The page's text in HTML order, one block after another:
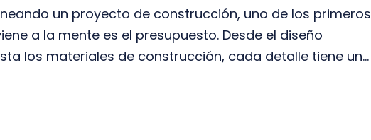
un proyecto de construcción, uno de los primeros
a la mente es el presupuesto. Desde el diseño
los materiales de construcción, cada detalle tiene un...